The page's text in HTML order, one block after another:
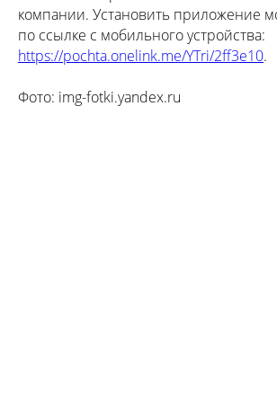
компании. Установить приложение
по ссылке с мобильного устройства:
https://pochta.onelink.me/YTri/2ff3e10.
Фото: img-fotki.yandex.ru